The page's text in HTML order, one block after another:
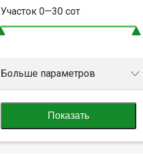
Участок 0—30сот
Больше параметров
Показать